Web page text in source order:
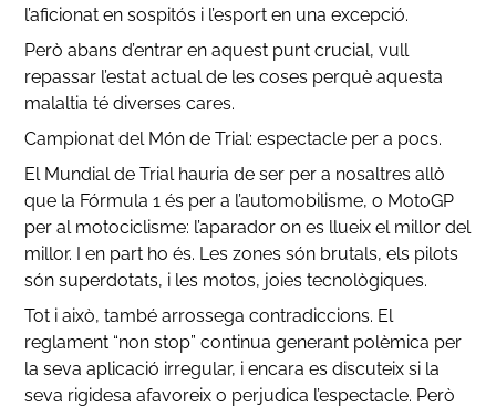
l’aficionat en sospitós i l’esport en una excepció.
Però abans d’entrar en aquest punt crucial, vull
repassar l’estat actual de les coses perquè aquesta
malaltia té diverses cares.
Campionat del Món de Trial: espectacle per a pocs.
El Mundial de Trial hauria de ser per a nosaltres allò
que la Fórmula 1 és per a l’automobilisme, o MotoGP
per al motociclisme: l’aparador on es llueix el millor del
millor. I en part ho és. Les zones són brutals, els pilots
són superdotats, i les motos, joies tecnològiques.
Tot i això, també arrossega contradiccions. El
reglament “non stop” continua generant polèmica per
la seva aplicació irregular, i encara es discuteix si la
seva rigidesa afavoreix o perjudica l’espectacle. Però